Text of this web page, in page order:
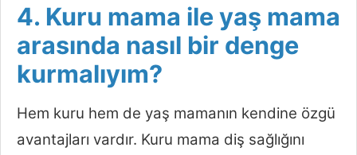
4. Kuru mama ile yaş mama
arasında nasıl bir denge
kurmalıyım?
Hem kuru hem de yaş mamanın kendine özgü
avantajları vardır. Kuru mama diş sağlığını